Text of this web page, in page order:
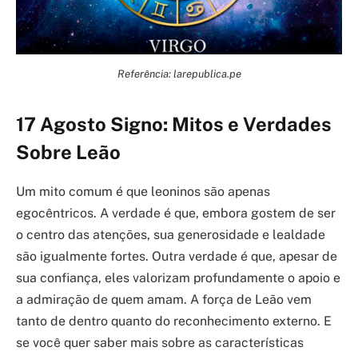
Referência: larepublica.pe
17 Agosto Signo: Mitos e Verdades
Sobre Leão
Um mito comum é que leoninos são apenas
egocêntricos. A verdade é que, embora gostem de ser
o centro das atenções, sua generosidade e lealdade
são igualmente fortes. Outra verdade é que, apesar de
sua confiança, eles valorizam profundamente o apoio e
a admiração de quem amam. A força de Leão vem
tanto de dentro quanto do reconhecimento externo. E
se você quer saber mais sobre as características